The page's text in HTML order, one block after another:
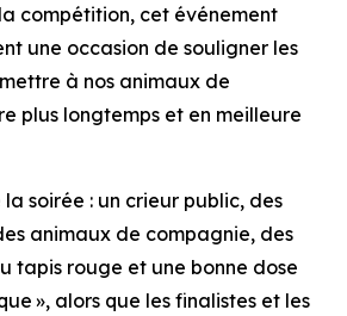
compétition, cet événement
une occasion de souligner les
à nos animaux de
plus longtemps et en meilleure
soirée : un crieur public, des
animaux de compagnie, des
tapis rouge et une bonne dose
», alors que les finalistes et les